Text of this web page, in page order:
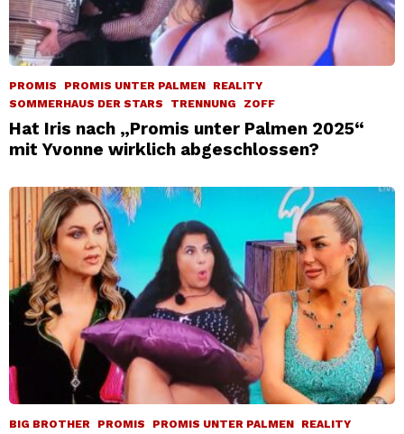
PROMIS PROMIS UNTER PALMEN
REALITY
SOMMERHAUS DER STARS
TRENNUNG ZOFF
Hat Iris nach „Promis unter Palmen 2025“
mit Yvonne wirklich abgeschlossen?
BIG BROTHER PROMIS PROMIS UNTER PALMEN
REALITY